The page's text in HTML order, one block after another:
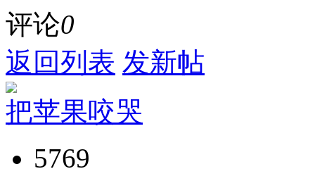
评论0
返回列表 发新帖
把苹果咬哭
5769